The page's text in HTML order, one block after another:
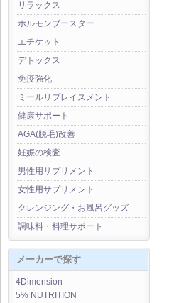
リラックス
ホルモンブースター
エチケット
デトックス
免疫強化
ミールリプレイスメント
健康サポート
AGA(脱毛)改善
妊娠の検査
男性用サプリメント
女性用サプリメント
クレンジング・お風呂グッズ
調味料・料理サポート
メーカーで探す
4Dimension
5% NUTRITION